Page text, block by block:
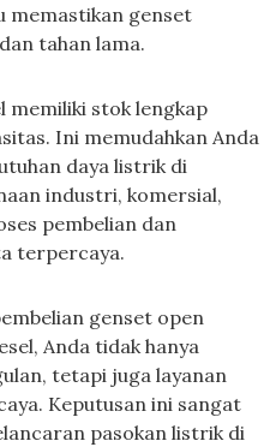
memastikan genset
tahan lama.
memiliki stok lengkap
Ini memudahkan Anda
daya listrik di
industri, komersial,
pembelian dan
terpercaya.
genset open
Anda tidak hanya
tetapi juga layanan
Keputusan ini sangat
pasokan listrik di